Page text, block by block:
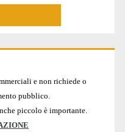
e non richiede o
pubblico.
piccolo è importante.